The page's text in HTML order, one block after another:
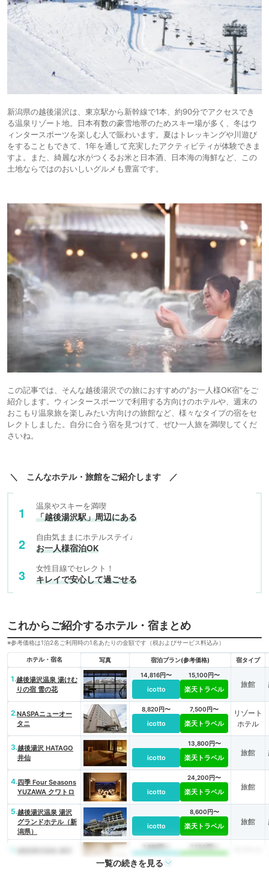
新潟県の越後湯沢は、東京駅から新幹線で1本、約90分でアクセスでき
る温泉リゾート地。日本有数の豪雪地帯のためスキー場が多く、冬はウ
ィンタースポーツを楽しむ人で賑わいます。夏はトレッキングや川遊び
をすることもできて、1年を通して充実したアクティビティが体験できま
すよ。また、綺麗な水がつくるお米と日本酒、日本海の海鮮など、この
土地ならではのおいしいグルメも豊富です。
この記事では、そんな越後湯沢での旅におすすめの"お一人様OK宿"をご
紹介します。ウィンタースポーツで利用する方向けのホテルや、週末の
おこもり温泉旅を楽しみたい方向けの旅館など、様々なタイプの宿をセ
レクトしました。自分に合う宿を見つけて、ぜひ一人旅を満喫してくだ
さいね。
＼ こんなホテル・旅館をご紹介します ／
温泉やスキーを満喫
「越後湯沢駅」周辺にある
自由気ままにホテルステイ♩
お一人様宿泊OK
女性目線でセレクト！
キレイで安心して過ごせる
これからご紹介するホテル・宿まとめ
※参考価格は1泊2名ご利用時の1名あたりの金額です（税およびサービス料込み）
ホテル・宿名 写真 宿泊プラン(参考価格) 宿タイプ
1.越後湯沢温泉 湯けむ
りの宿 雪の花
14,816円〜
icotto
15,100円〜
楽天トラベル
旅館
2.NASPAニューオー
タニ
8,820円〜
icotto
7,500円〜
楽天トラベル
リゾート
ホテル
3.越後湯沢 HATAGO
井仙
icotto
13,800円〜
楽天トラベル
旅館
4.四季 Four Seasons
YUZAWA クワトロ
icotto
24,200円〜
楽天トラベル
旅館
5.越後湯沢温泉 湯沢
グランドホテル（新
潟県）
icotto
8,600円〜
楽天トラベル 旅館
7,886円〜
icotto
7,700円〜
一覧の続きを見る